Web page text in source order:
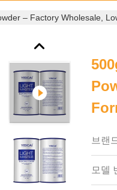
– Factory Wholesale,
브랜
모델